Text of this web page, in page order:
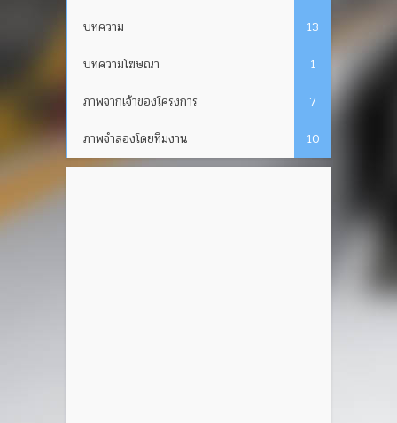
บทความ
13
บทความโฆษณา
1
ภาพจากเจ้าของโครงการ
7
ภาพจำลองโดยทีมงาน
10